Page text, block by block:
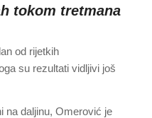
tokom tretmana
od rijetkih
su rezultati vidljivi još
na daljinu, Omerović je